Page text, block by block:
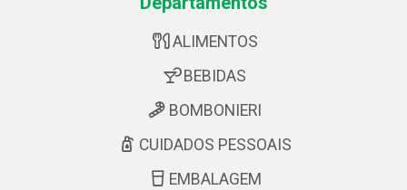
ALIMENTOS
BEBIDAS
BOMBONIERI
CUIDADOS PESSOAIS
EMBALAGEM